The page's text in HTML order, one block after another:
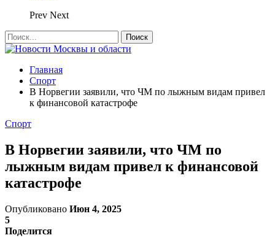
Prev Next
Главная
Спорт
В Норвегии заявили, что ЧМ по лыжным видам привел
к финансовой катастрофе
Спорт
В Норвегии заявили, что ЧМ по
лыжным видам привел к финансовой
катастрофе
Опубликовано Июн 4, 2025
5
Поделится